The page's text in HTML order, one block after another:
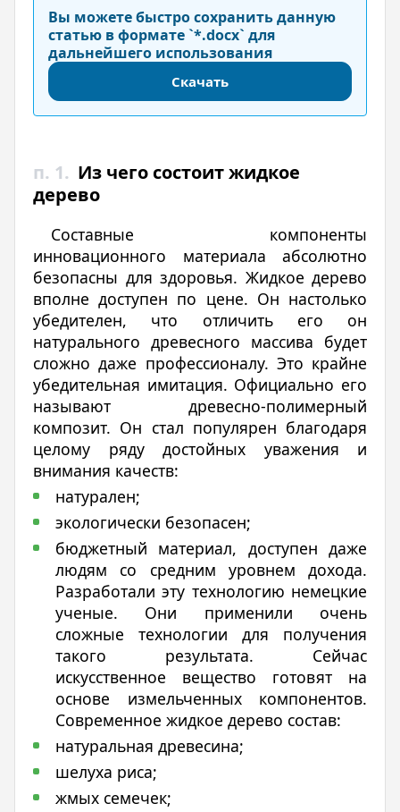
Вы можете быстро сохранить данную
статью в формате `*.docx` для
дальнейшего использования
Скачать
п. 1. Из чего состоит жидкое
дерево
Составные компоненты
инновационного материала абсолютно
безопасны для здоровья. Жидкое дерево
вполне доступен по цене. Он настолько
убедителен, что отличить его он
натурального древесного массива будет
сложно даже профессионалу. Это крайне
убедительная имитация. Официально его
называют древесно-полимерный
композит. Он стал популярен благодаря
целому ряду достойных уважения и
внимания качеств:
натурален;
экологически безопасен;
бюджетный материал, доступен даже
людям со средним уровнем дохода.
Разработали эту технологию немецкие
ученые. Они применили очень
сложные технологии для получения
такого результата. Сейчас
искусственное вещество готовят на
основе измельченных компонентов.
Современное жидкое дерево состав:
натуральная древесина;
шелуха риса;
жмых семечек;